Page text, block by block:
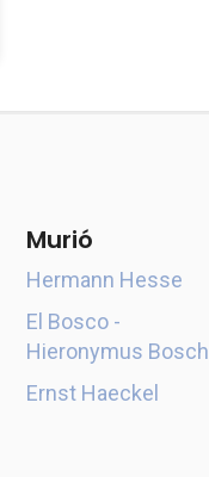
Murió
Hermann Hesse
El Bosco -
Hieronymus Bosch
Ernst Haeckel